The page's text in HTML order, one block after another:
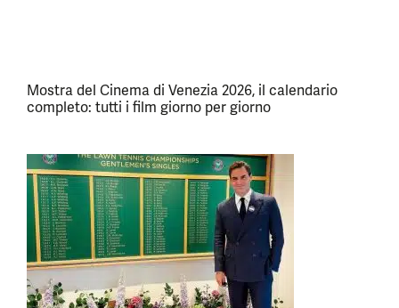
Mostra del Cinema di Venezia 2026, il calendario
completo: tutti i film giorno per giorno